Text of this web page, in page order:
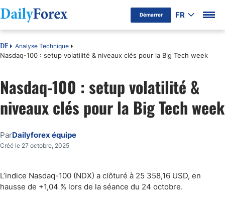
Démarrer FR
DF Analyse Technique
Nasdaq-100 : setup volatilité & niveaux clés pour la Big Tech week
Nasdaq-100 : setup volatilité &
niveaux clés pour la Big Tech week
ParDailyforex équipe
Créé le 27 octobre, 2025
L’indice Nasdaq-100 (NDX) a clôturé à 25 358,16 USD, en
hausse de +1,04 % lors de la séance du 24 octobre.